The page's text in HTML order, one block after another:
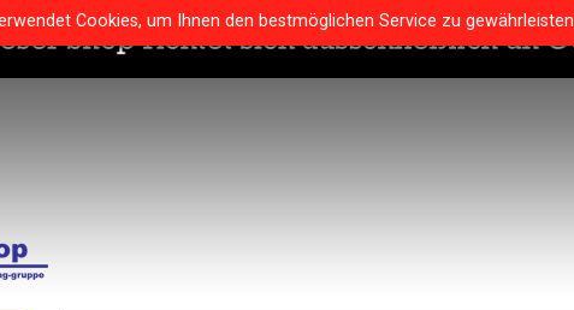
Cookies, um Ihnen den bestmöglichen Service zu gewährleisten.